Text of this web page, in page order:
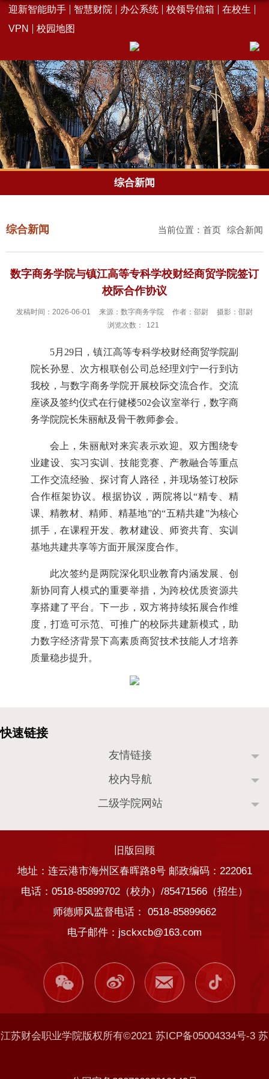
迎新智能助手 智慧财院 办公系统 校领导信箱
在校生
VPN
校园地图
综合新闻
当前位置： 首页 综合新闻
综合新闻
数字商务学院与镇江高等专科学校财经商贸学院签订
校际合作协议
发稿时间：2026-06-01 来源：数字商务学院 作者：邵尉
摄影：邵尉
浏览次数：
121
5月29日，镇江高等专科学校财经商贸学院副
院长孙昱、次方根联创公司总经理刘宁一行到访
我校，与数字商务学院开展校际交流合作。交流
座谈及签约仪式在行健楼502会议室举行，数字商
务学院院长朱丽献及骨干教师参会。
会上，朱丽献对来宾表示欢迎。双方围绕专
业建设、实习实训、技能竞赛、产教融合等重点
工作交流经验、探讨育人路径，并现场签订校际
合作框架协议。根据协议，两院将以“精专、精
课、精教材、精师、精基地”的“五精共建”为核心
抓手，在课程开发、教材建设、师资共育、实训
基地共建共享等方面开展深度合作。
此次签约是两院深化职业教育内涵发展、创
新协同育人模式的重要举措，为跨校优质资源共
享搭建了平台。下一步，双方将持续拓展合作维
度，打造可示范、可推广的校际共建新模式，助
力数字经济背景下高素质商贸技术技能人才培养
质量稳步提升。
友情链接
校内导航
二级学院网站
旧版回顾
地址：连云港市海州区春晖路8号 邮政编码：222061
电话：0518-85899702（校办）/85471566（招生）
师德师风监督电话： 0518-85899662
电子邮件：jsckxcb@163.com
江苏财会职业学院版权所有©2021 苏ICP备05004334号-3 苏